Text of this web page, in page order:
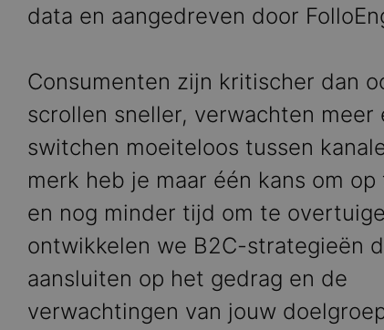
data en aangedreven door
Consumenten zijn kritischer dan
scrollen sneller, verwachten meer
switchen moeiteloos tussen
merk heb je maar één kans om
en nog minder tijd om te
ontwikkelen we B2C-strategieën
aansluiten op het gedrag en de
verwachtingen van jouw